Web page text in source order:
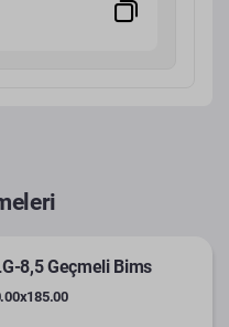
8,5 Geçmeli Bims